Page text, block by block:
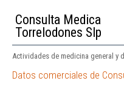
Consulta Medica
Torrelodones Slp
Actividades de medicina general y
Datos comerciales de